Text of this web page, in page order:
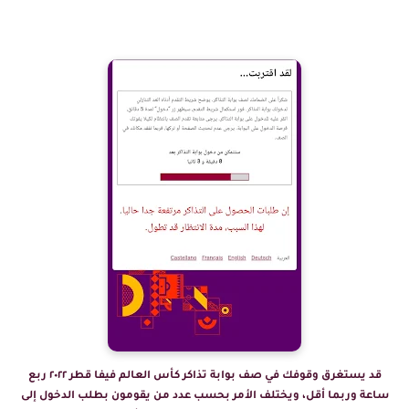
قد يستغرق وقوفك في صف بوابة تذاكر كأس العالم فيفا قطر ٢٠٢٢ ربع
ساعة وربما أقل، ويختلف الأمر بحسب عدد من يقومون بطلب الدخول إلى